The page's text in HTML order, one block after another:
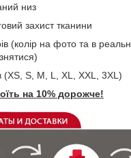
низ
захист тканини
(колір на фото та в
(XS, S, M, L, XL, XXL, 3XL)
на 10% дорожче!